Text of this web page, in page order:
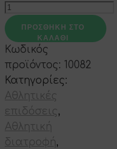
Carniluxe
1L
ποσότητα
ΠΡΟΣΘΉΚΗ ΣΤΟ
ΚΑΛΆΘΙ
Κωδικός
προϊόντος: 10082
Κατηγορίες:
Αθλητικές
επιδόσεις,
Αθλητική
διατροφή,